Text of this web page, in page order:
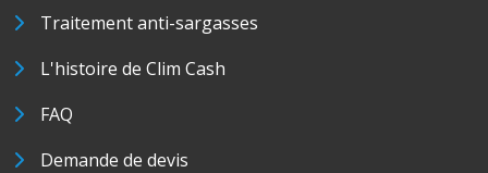
Traitement anti-sargasses
L'histoire de Clim Cash
FAQ
Demande de devis